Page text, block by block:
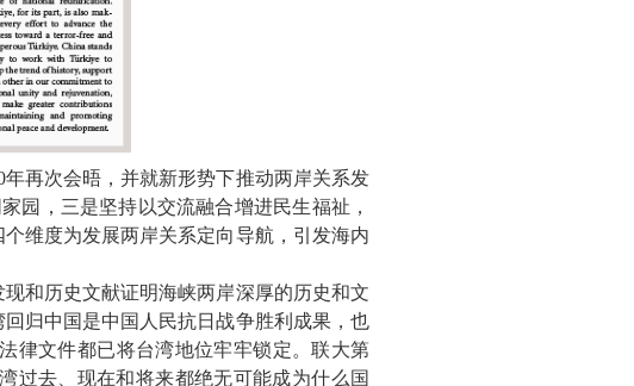
再次会晤，并就新形势下推动两岸关系发
园，三是坚持以交流融合增进民生福祉，
维度为发展两岸关系定向导航，引发海内
和历史文献证明海峡两岸深厚的历史和文
归中国是中国人民抗日战争胜利成果，也
律文件都已将台湾地位牢牢锁定。联大第
过去、现在和将来都绝无可能成为什么国